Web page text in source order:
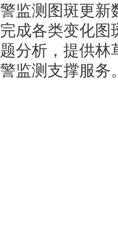
警监测图斑更新
完成各类变化图
题分析，提供林
警监测支撑服